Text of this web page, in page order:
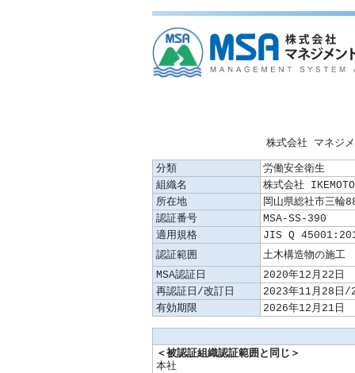
株式会社 マネジ
分類
労働安全衛生
組織名
株式会社
所在地
岡山県総社市三輪
認証番号
MSA-SS-390
適用規格
JIS Q
認証範囲
MSA認証日
2020年12月22日
再認証日/改訂日
2023年11月28日/
有効期限
2026年12月21日
＜被認証組織認証範囲と同じ＞
本社